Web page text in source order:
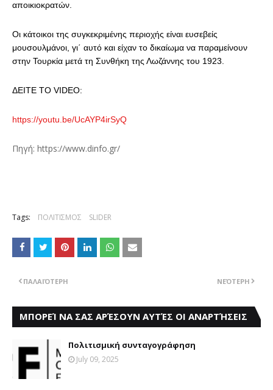
αποικιοκρατών.
Οι κάτοικοι της συγκεκριμένης περιοχής είναι ευσεβείς
μουσουλμάνοι, γι΄ αυτό και είχαν το δικαίωμα να παραμείνουν
στην Τουρκία μετά τη Συνθήκη της Λωζάννης του 1923.
ΔΕΙΤΕ ΤΟ VIDEO:
https://youtu.be/UcAYP4irSyQ
Πηγή: https://www.dinfo.gr/
Tags: ΠΟΛΙΤΙΣΜΟΣ SLIDER
ΝΕΌΤΕΡΗ
ΠΑΛΑΙΌΤΕΡΗ
ΜΠΟΡΕΊ ΝΑ ΣΑΣ ΑΡΈΣΟΥΝ ΑΥΤΈΣ ΟΙ ΑΝΑΡΤΉΣΕΙΣ
Πολιτισμική συνταγογράφηση
July 09, 2025